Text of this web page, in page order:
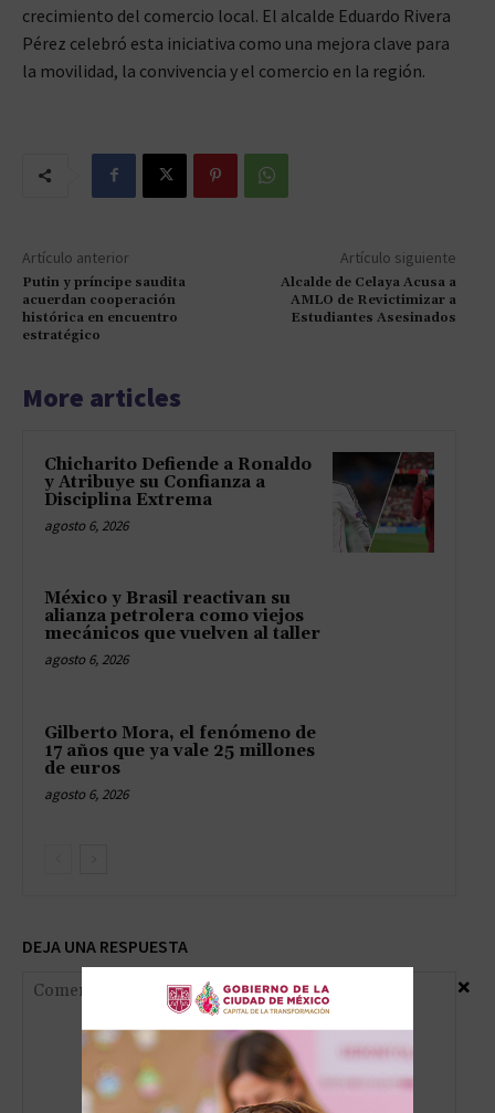
crecimiento del comercio local. El alcalde Eduardo Rivera
Pérez celebró esta iniciativa como una mejora clave para
la movilidad, la convivencia y el comercio en la región.
Artículo anterior
Putin y príncipe saudita
acuerdan cooperación
histórica en encuentro
estratégico
Artículo siguiente
Alcalde de Celaya Acusa a
AMLO de Revictimizar a
Estudiantes Asesinados
More articles
Chicharito Defiende a Ronaldo
y Atribuye su Confianza a
Disciplina Extrema
agosto 6, 2026
México y Brasil reactivan su
alianza petrolera como viejos
mecánicos que vuelven al taller
agosto 6, 2026
Gilberto Mora, el fenómeno de
17 años que ya vale 25 millones
de euros
agosto 6, 2026
DEJA UNA RESPUESTA
×